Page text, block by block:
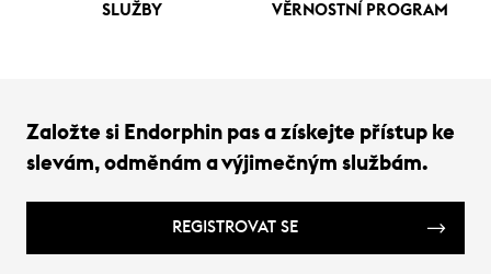
SLUŽBY VĚRNOSTNÍ PROGRAM
Založte si Endorphin pas a získejte přístup ke
slevám, odměnám a výjimečným službám.
REGISTROVAT SE